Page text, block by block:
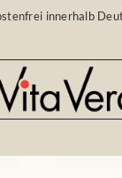
innerhalb